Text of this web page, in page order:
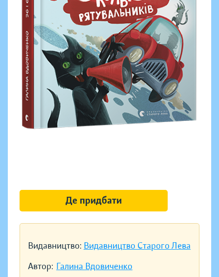
Видавництво: Видавництво Старого Лева
Автор: Галина Вдовиченко
Де придбати